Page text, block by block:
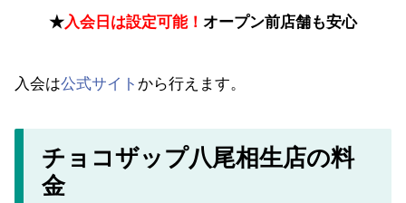
★入会日は設定可能！ オープン前店舗も安心
入会は公式サイト から行えます。
チョコザップ八尾相生店の料
金